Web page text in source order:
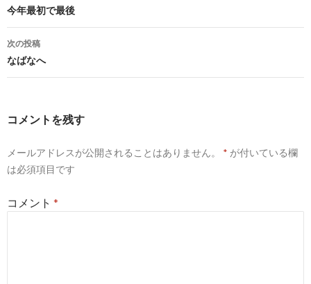
稿
ナ
ビ
ゲ
ョ
今年最初で最後
次の投稿
なばなへ
コメントを残す
メールアドレスが公開されることはありません。 * が付いている欄
は必須項目です
コメント *